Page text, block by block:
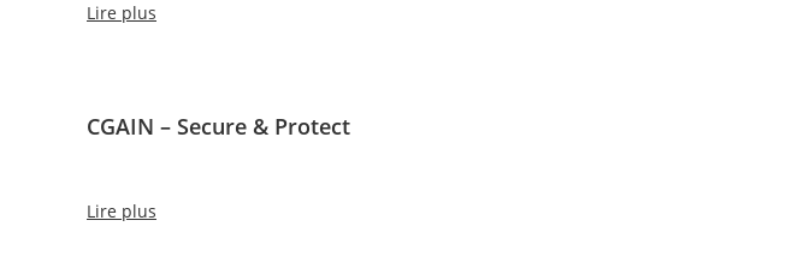
Lire plus
CGAIN – Secure & Protect
Lire plus